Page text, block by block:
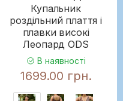
Купальник
роздільний плаття і
плавки високі
Леопард ODS
В наявності
1699.00 грн.